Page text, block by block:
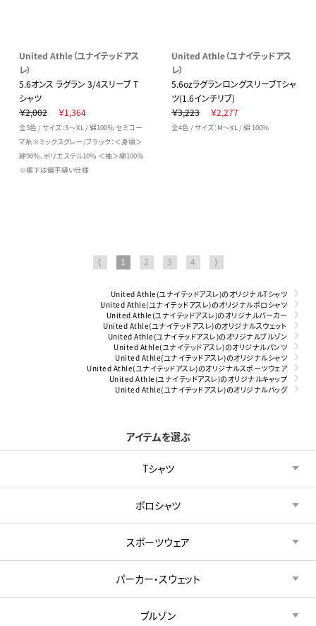
United Athle（ユナイテッドアス
レ）
5.6オンス ラグラン 3/4スリーブ T
シャツ
￥2,002
￥1,364
全5色 / サイズ：S～XL / 綿100％ セミコー
マ糸※ミックスグレー/ブラック：＜身頃＞
綿90％、ポリエステル10％ ＜袖＞綿100％
※裾下は偏平縫い仕様
United Athle（ユナイテッドアス
レ）
5.6ozラグランロングスリーブTシャ
ツ(1.6インチリブ)
￥3,223
￥2,277
全4色 / サイズ：M～XL / 綿 100%
⟨ 1 2 3 4 ⟩
United Athle(ユナイテッドアスレ)のオリジナルTシャツ
United Athle(ユナイテッドアスレ)のオリジナルポロシャツ
United Athle(ユナイテッドアスレ)のオリジナルパーカー
United Athle(ユナイテッドアスレ)のオリジナルスウェット
United Athle(ユナイテッドアスレ)のオリジナルブルゾン
United Athle(ユナイテッドアスレ)のオリジナルパンツ
United Athle(ユナイテッドアスレ)のオリジナルシャツ
United Athle(ユナイテッドアスレ)のオリジナルスポーツウェア
United Athle(ユナイテッドアスレ)のオリジナルキャップ
United Athle(ユナイテッドアスレ)のオリジナルバッグ
アイテムを選ぶ
Tシャツ
ポロシャツ
スポーツウェア
パーカー・スウェット
ブルゾン